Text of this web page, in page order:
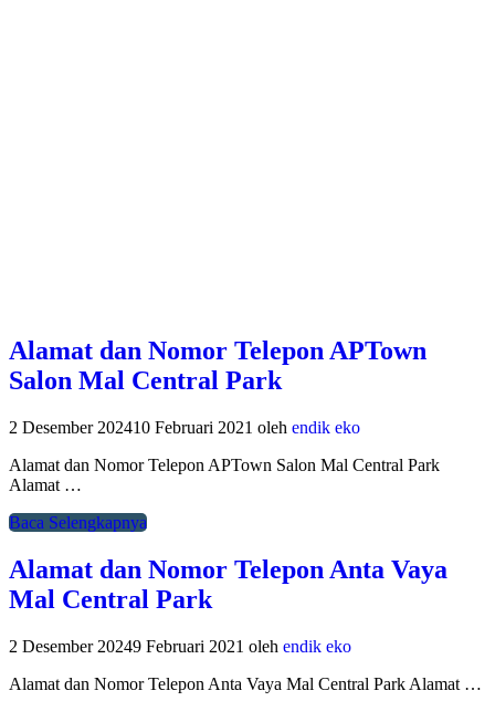
Alamat dan Nomor Telepon APTown
Salon Mal Central Park
2 Desember 202410 Februari 2021 oleh endik eko
Alamat dan Nomor Telepon APTown Salon Mal Central Park
Alamat …
Baca Selengkapnya
Alamat dan Nomor Telepon Anta Vaya
Mal Central Park
2 Desember 20249 Februari 2021 oleh endik eko
Alamat dan Nomor Telepon Anta Vaya Mal Central Park Alamat …